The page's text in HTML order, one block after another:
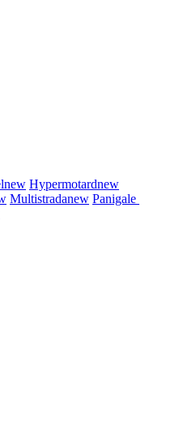
new Hypermotardnew
Multistradanew Panigale